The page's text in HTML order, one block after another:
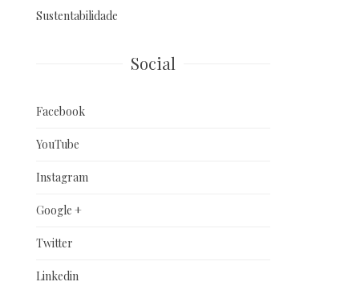
Sustentabilidade
Social
Facebook
YouTube
Instagram
Google +
Twitter
Linkedin